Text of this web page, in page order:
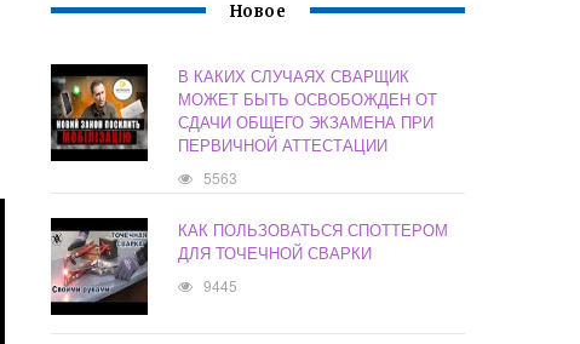
Новое
В КАКИХ СЛУЧАЯХ СВАРЩИК
МОЖЕТ БЫТЬ ОСВОБОЖДЕН ОТ
СДАЧИ ОБЩЕГО ЭКЗАМЕНА ПРИ
ПЕРВИЧНОЙ АТТЕСТАЦИИ
5563
КАК ПОЛЬЗОВАТЬСЯ СПОТТЕРОМ
ДЛЯ ТОЧЕЧНОЙ СВАРКИ
9445